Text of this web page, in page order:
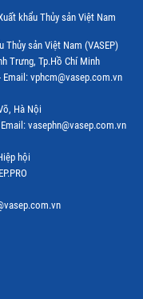
khẩu Thủy sản Việt Nam
Thủy sản Việt Nam (VASEP)
Trưng, Tp.Hồ Chí Minh
Email: vphcm@vasep.com.vn
Hà Nội
vasephn@vasep.com.vn
hội